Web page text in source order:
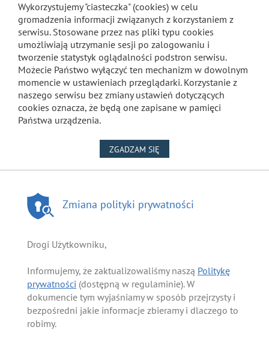
Wykorzystujemy "ciasteczka" (cookies) w celu
gromadzenia informacji związanych z korzystaniem z
serwisu. Stosowane przez nas pliki typu cookies
umożliwiają utrzymanie sesji po zalogowaniu i
tworzenie statystyk oglądalności podstron serwisu.
Możecie Państwo wyłączyć ten mechanizm w dowolnym
momencie w ustawieniach przeglądarki. Korzystanie z
naszego serwisu bez zmiany ustawień dotyczących
cookies oznacza, że będą one zapisane w pamięci
Państwa urządzenia.
ZGADZAM SIĘ
Zmiana polityki prywatności
Drogi Użytkowniku,
Informujemy, że zaktualizowaliśmy naszą Politykę
prywatności (dostępną w regulaminie). W
dokumencie tym wyjaśniamy w sposób przejrzysty i
bezpośredni jakie informacje zbieramy i dlaczego to
robimy.